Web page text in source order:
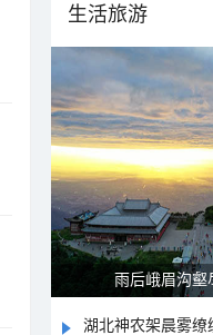
生活旅游
雨后峨眉沟壑
湖北神农架晨雾缭